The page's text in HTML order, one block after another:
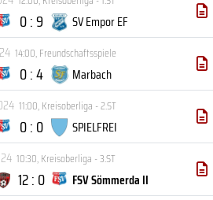
0 : 9
SV Empor EF
14:00,Freundschaftsspiele
0 : 4
Marbach
11:00,Kreisoberliga - 2.ST
0 : 0
SPIELFREI
10:30,Kreisoberliga - 3.ST
12 : 0
FSV Sömmerda II